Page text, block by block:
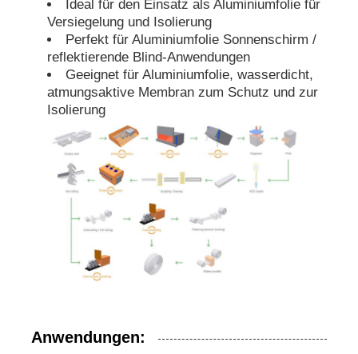
Ideal für den Einsatz als Aluminiumfolie für
Versiegelung und Isolierung
Perfekt für Aluminiumfolie Sonnenschirm /
reflektierende Blind-Anwendungen
Geeignet für Aluminiumfolie, wasserdicht,
atmungsaktive Membran zum Schutz und zur
Isolierung
Anwendungen: